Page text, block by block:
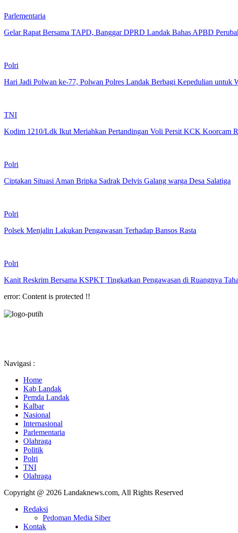
Parlementaria
Gelar Rapat Bersama TAPD, Banggar DPRD Landak Bahas APBD
Polri
Hari Jadi Polwan ke-77, Polwan Polres Landak Berbagi Kepedulian untuk
TNI
Kodim 1210/Ldk Ikut Meriahkan Pertandingan Voli Persit KCK Koorcam
Polri
Ciptakan Situasi Aman Bripka Sadrak Delvis Galang warga Desa Salatiga
Polri
Polsek Menjalin Lakukan Pengawasan Terhadap Bansos Rasta
Polri
Kanit Reskrim Bersama KSPKT Tingkatkan Pengawasan di Ruangnya
error: Content is protected !!
Navigasi :
Home
Kab Landak
Pemda Landak
Kalbar
Nasional
Internasional
Parlementaria
Olahraga
Politik
Polri
TNI
Olahraga
Copyright @ 2026 Landaknews.com, All Rights Reserved
Redaksi
Pedoman Media Siber
Kontak